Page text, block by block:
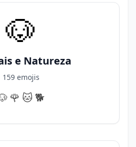
🐶
e Natureza
159 emojis
🌹 🐱🐕️